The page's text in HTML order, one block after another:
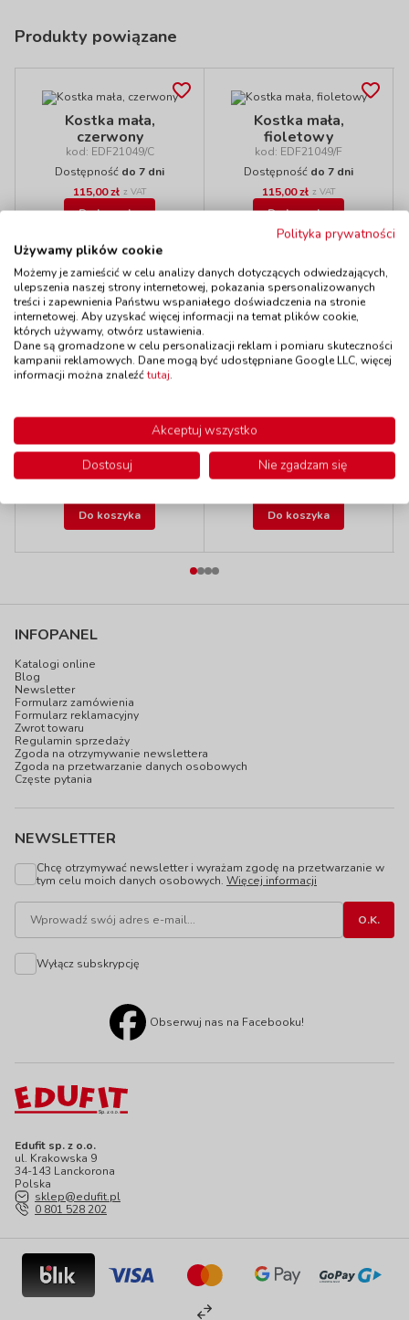
Produkty powiązane
Kostka mała,
czerwony
kod: EDF21049/C
Dostępność do 7 dni
115,00 zł z VAT
Do koszyka
Kostka mała,
fioletowy
kod: EDF21049/F
Dostępność do 7 dni
115,00 zł z VAT
Do koszyka
Polecamy
mały,
ciemnoniebieski
kod: EDF21046/TM
Dostępnośćdo 7 dni
Do koszyka
Dostępność
Do koszyka
Edufit sp. z o.o.
ul. Krakowska 9
34-143 Lanckorona
Polska
sklep@edufit.pl
0 801 528 202
INFOPANEL
Katalogi online
Blog
Newsletter
Formularz zamówienia
Formularz reklamacyjny
Zwrot towaru
Regulamin sprzedaży
Zgoda na otrzymywanie newslettera
Zgoda na przetwarzanie danych osobowych
Częste pytania
NEWSLETTER
Chcę otrzymywać newsletter i wyrażam zgodę na przetwarzanie w
tym celu moich danych osobowych. Więcej informacji
Wyłącz subskrypcję
Obserwuj nas na Facebooku!
Polityka prywatności
Używamy plików cookie
Możemy je zamieścić w celu analizy danych dotyczących odwiedzających,
ulepszenia naszej strony internetowej, pokazania spersonalizowanych
treści i zapewnienia Państwu wspaniałego doświadczenia na stronie
internetowej. Aby uzyskać więcej informacji na temat plików cookie,
których używamy, otwórz ustawienia.
Dane są gromadzone w celu personalizacji reklam i pomiaru skuteczności
kampanii reklamowych. Dane mogą być udostępniane Google LLC, więcej
informacji można znaleźćtutaj.
Akceptuj wszystko
Dostosuj
Nie zgadzam się